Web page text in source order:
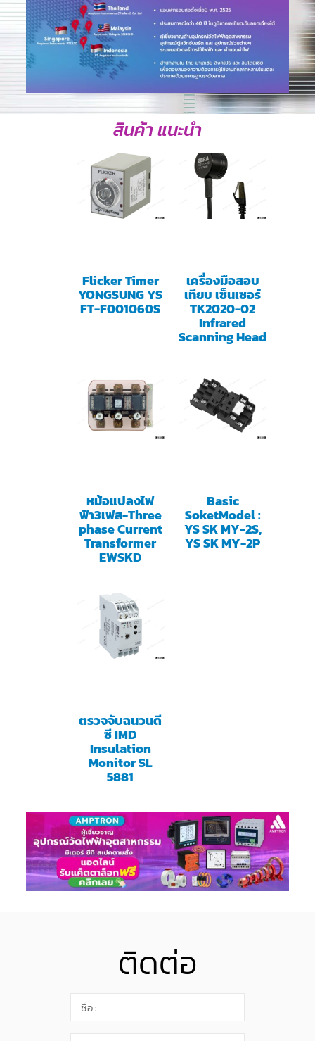
สินค้า แนะนำ
Flicker Timer
YONGSUNG YS
FT-F001060S
เครื่องมือสอบ
เทียบ เซ็นเซอร์
TK2020-02
Infrared
Scanning Head
หม้อแปลงไฟ
ฟ้า3เฟส-Three
phase Current
Transformer
EWSKD
Basic
SoketModel :
YS SK MY-2S,
YS SK MY-2P
ตรวจจับฉนวนดี
ซี IMD
Insulation
Monitor SL
5881
ติดต่อ